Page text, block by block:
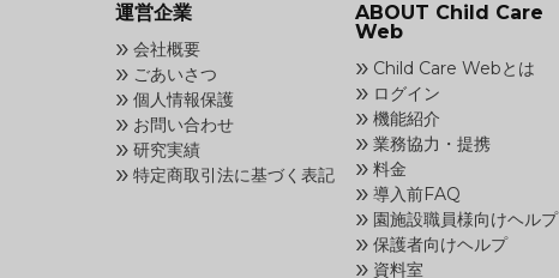
運営企業
» 会社概要
» ごあいさつ
» 個人情報保護
» お問い合わせ
» 研究実績
» 特定商取引法に基づく表記
ABOUT Child Care
Web
» Child Care Webとは
» ログイン
» 機能紹介
» 業務協力・提携
» 料金
» 導入前FAQ
» 園施設職員様向けヘルプ
» 保護者向けヘルプ
» 資料室